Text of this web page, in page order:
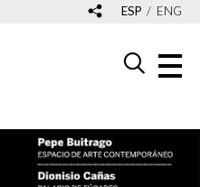
ESP ENG